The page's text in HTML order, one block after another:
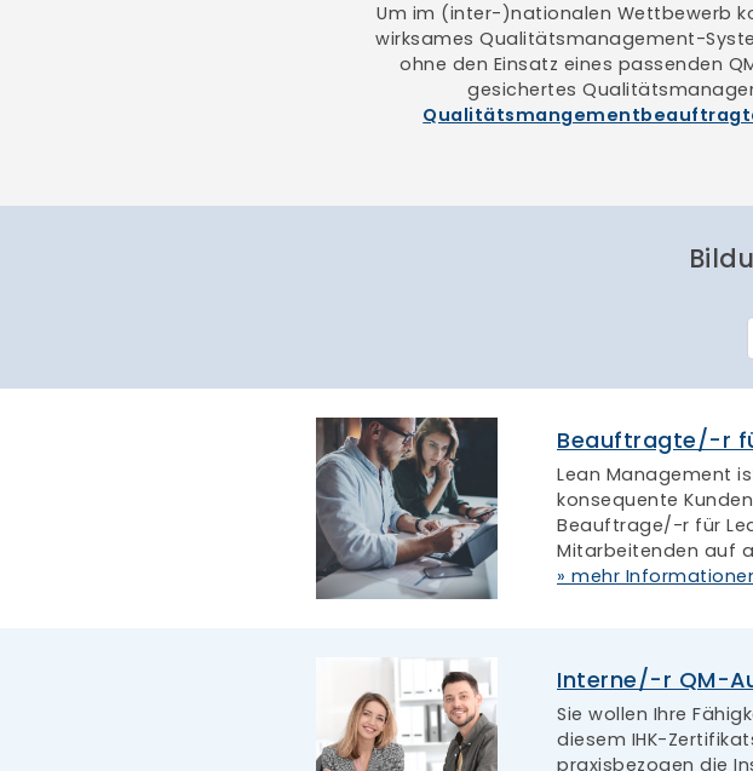
Um im (inter-)nationalen Wettbewerb
wirksames Qualitätsmanagement-
ohne den Einsatz eines passenden
gesichertes